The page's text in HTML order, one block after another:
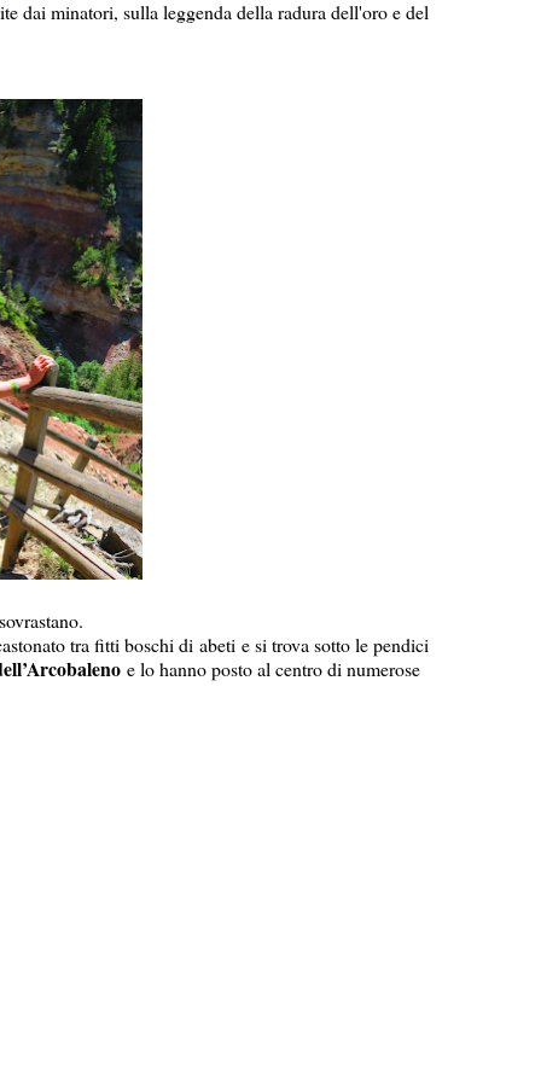
dai minatori, sulla leggenda della radura dell'oro e del
tra fitti boschi di abetie si trova sotto le pendici
e lo hanno posto al centro di numerose